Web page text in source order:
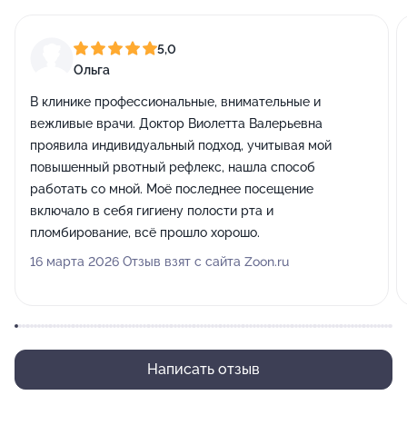
5,0
Ольга
В клинике профессиональные, внимательные и
вежливые врачи. Доктор Виолетта Валерьевна
проявила индивидуальный подход, учитывая мой
повышенный рвотный рефлекс, нашла способ
работать со мной. Моё последнее посещение
включало в себя гигиену полости рта и
пломбирование, всё прошло хорошо.
16 марта 2026 Отзыв взят с сайта Zoon.ru
Написать отзыв